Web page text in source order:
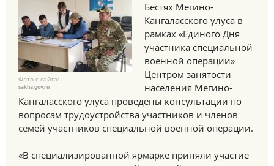
Фото с сайта:
sakha.gov.ru
Бестях Мегино-
Кангаласского улуса в
рамках «Единого Дня
участника специальной
военной операции»
Центром занятости
населения Мегино-
Кангаласского улуса проведены консультации по
вопросам трудоустройства участников и членов
семей участников специальной военной операции.
«В специализированной ярмарке приняли участие